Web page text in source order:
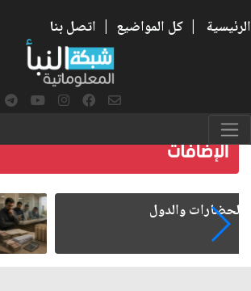
الرئيسية | كل المواضيع | اتصل بنا
رواتب الموظفين على صفيح